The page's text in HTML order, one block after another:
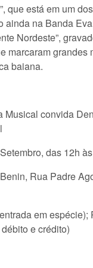
que está em um
ainda na Banda
Nordeste”,
marcaram grandes
baiana.
Musical convida
das 12h
Rua Padre
em espécie);
e crédito)